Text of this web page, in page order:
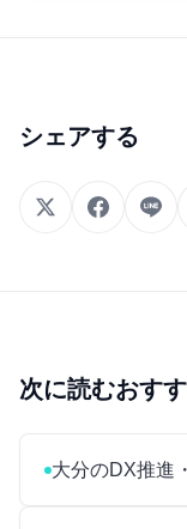
シェアする
次に読むおす
大分のDX推進